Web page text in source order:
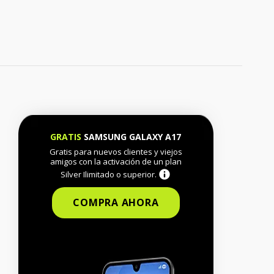
GRATIS SAMSUNG GALAXY A17
Gratis para nuevos clientes y viejos
amigos con la activación de un plan
Silver Ilimitado o superior.
COMPRA AHORA